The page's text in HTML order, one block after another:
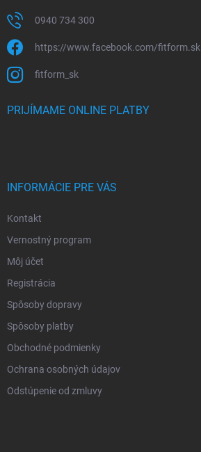
0940 734 300
https://www.facebook.com/fitform.sk
fitform_sk
PRIJÍMAME ONLINE PLATBY
INFORMÁCIE PRE VÁS
Kontakt
Vernostný program
Môj účet
Registrácia
Spôsoby dopravy
Spôsoby platby
Obchodné podmienky
Ochrana osobných údajov
Odstúpenie od zmluvy